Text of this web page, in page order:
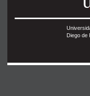
Diego de